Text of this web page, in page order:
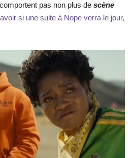
pas non plus de scène
si une suite à Nope verra le jour,